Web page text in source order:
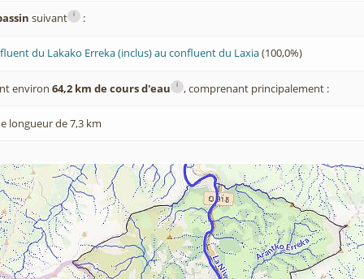
suivant i :
du Lakako Erreka (inclus) au confluent du Laxia(100,0%)
environ 64,2 km de cours d'eau i , comprenant principalement :
longueur de 7,3 km